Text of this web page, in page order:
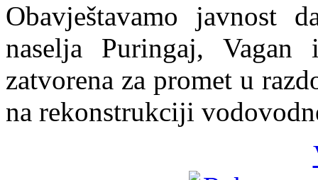
Obavještavamo javnost
naselja Puringaj,
zatvorena za promet u
na rekonstrukciji